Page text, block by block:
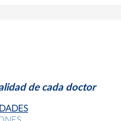
de cada doctor